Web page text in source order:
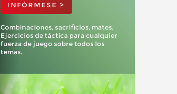
INFÓRMESE >
Combinaciones, sacrificios, mates.
Ejercicios de táctica para cualquier
fuerza de juego sobre todos los
temas.